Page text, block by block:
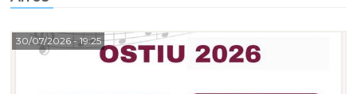
30/07/2026- 19:25